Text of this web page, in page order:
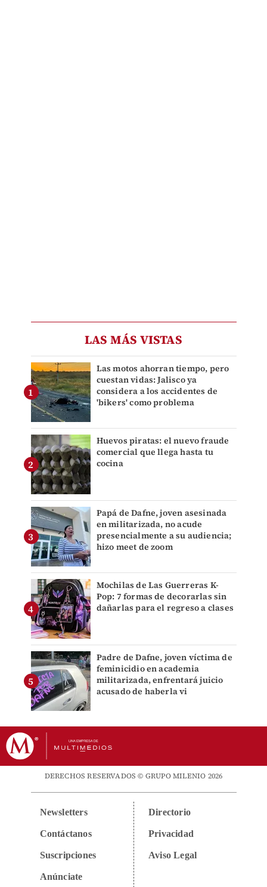
LAS MÁS VISTAS
Las motos ahorran tiempo, pero
cuestan vidas: Jalisco ya
considera a los accidentes de
'bikers' como problema
Huevos piratas: el nuevo fraude
comercial que llega hasta tu
cocina
Papá de Dafne, joven asesinada
en militarizada, no acude
presencialmente a su audiencia;
hizo meet de zoom
Mochilas de Las Guerreras K-
Pop: 7 formas de decorarlas sin
dañarlas para el regreso a clases
Padre de Dafne, joven víctima de
feminicidio en academia
militarizada, enfrentará juicio
acusado de haberla vi
DERECHOS RESERVADOS © GRUPO MILENIO 2026
Newsletters
Contáctanos
Suscripciones
Anúnciate
Directorio
Privacidad
Aviso Legal